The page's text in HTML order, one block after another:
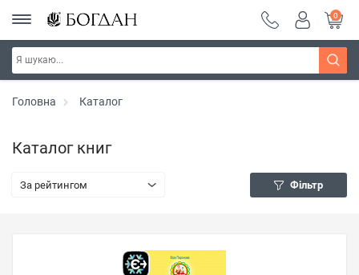
0
Головна Каталог
Каталог книг
За рейтингом Фільтр